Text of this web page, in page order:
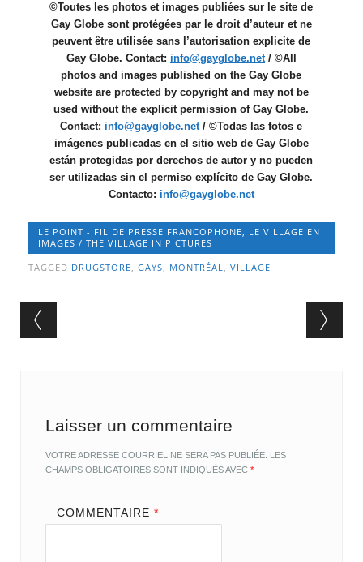
©Toutes les photos et images publiées sur le site de
Gay Globe sont protégées par le droit d’auteur et ne
peuvent être utilisée sans l’autorisation explicite de
Gay Globe. Contact: info@gayglobe.net/ ©All
photos and images published on the Gay Globe
website are protected by copyright and may not be
used without the explicit permission of Gay Globe.
Contact: info@gayglobe.net/ ©Todas las fotos e
imágenes publicadas en el sitio web de Gay Globe
están protegidas por derechos de autor y no pueden
ser utilizadas sin el permiso explícito de Gay Globe.
Contacto: info@gayglobe.net
LE POINT - FIL DE PRESSE FRANCOPHONE, LE VILLAGE EN
IMAGES / THE VILLAGE IN PICTURES
TAGGED DRUGSTORE,GAYS, MONTRÉAL,VILLAGE
Post navigation
Laisser un commentaire
VOTRE ADRESSE COURRIEL NE SERA PAS PUBLIÉE. LES
CHAMPS OBLIGATOIRES SONT INDIQUÉS AVEC*
COMMENTAIRE *